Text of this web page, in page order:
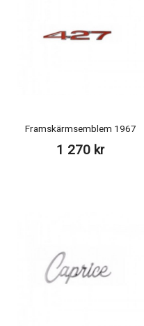
Framskärmsemblem 1967
1 270 kr